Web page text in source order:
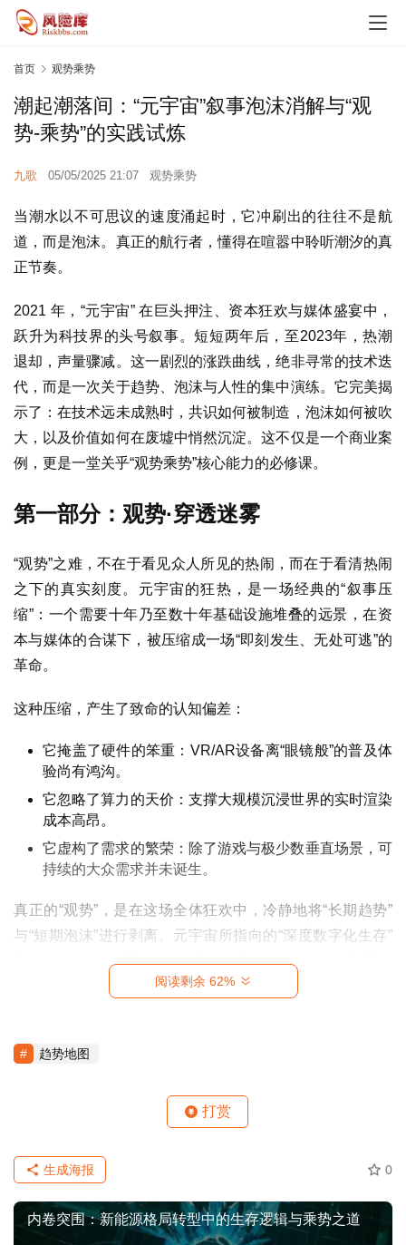
页
观
乘
时
代
例
策
智
登录 注册
首页 观势乘势
潮起潮落间：“元宇宙”叙事泡沫消解与“观
势-乘势”的实践试炼
九歌 05/05/2025 21:07 观势乘势
当潮水以不可思议的速度涌起时，它冲刷出的往往不是航
道，而是泡沫。真正的航行者，懂得在喧嚣中聆听潮汐的真
正节奏。
2021 年，“元宇宙” 在巨头押注、资本狂欢与媒体盛宴中，
跃升为科技界的头号叙事。短短两年后，至2023年，热潮
退却，声量骤减。这一剧烈的涨跌曲线，绝非寻常的技术迭
代，而是一次关于趋势、泡沫与人性的集中演练。它完美揭
示了：在技术远未成熟时，共识如何被制造，泡沫如何被吹
大，以及价值如何在废墟中悄然沉淀。这不仅是一个商业案
例，更是一堂关乎“观势乘势”核心能力的必修课。
第一部分：观势·穿透迷雾
“观势”之难，不在于看见众人所见的热闹，而在于看清热闹
之下的真实刻度。元宇宙的狂热，是一场经典的“叙事压
缩”：一个需要十年乃至数十年基础设施堆叠的远景，在资
本与媒体的合谋下，被压缩成一场“即刻发生、无处可逃”的
革命。
这种压缩，产生了致命的认知偏差：
它掩盖了硬件的笨重：VR/AR设备离“眼镜般”的普及体
验尚有鸿沟。
它忽略了算力的天价：支撑大规模沉浸世界的实时渲染
成本高昂。
它虚构了需求的繁荣：除了游戏与极少数垂直场景，可
持续的大众需求并未诞生。
真正的“观势”，是在这场全体狂欢中，冷静地将“长期趋势”
与“短期泡沫”进行剥离。元宇宙所指向的“深度数字化生存”
是趋势，但被过度包装的“虚拟地产”、“粗劣社交”则是泡
沫。趋势在退潮后依然蜿蜒前行，泡沫则在阳光下瞬间破
第二部分：乘势·理解周期
“乘势”绝非在浪潮顶峰踏浪，那只是随波逐流。真正的乘
宇宙的周期，清晰地划定了狂热者与智慧者的分界线。
在狂热期（2021-2022），战略是“克制”与“深耕”。
对企业和创业者而言，应拒绝被叙事绑架，不将核心资
阅读剩余 62%
趋势地图
打赏
0
生成海报
内卷突围：新能源格局转型中的生存逻辑与乘势之道